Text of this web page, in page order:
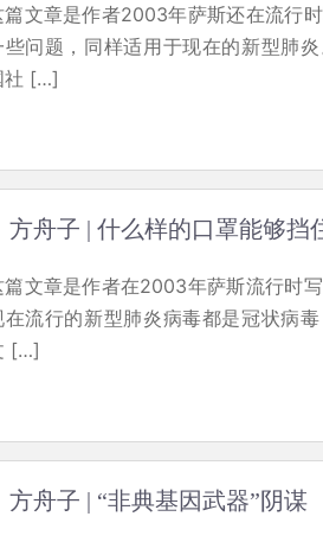
篇文章是作者2003年萨斯还在流行
些问题，同样适用于现在的新型肺
社 […]
方舟子 | 什么样的口罩能够挡
篇文章是作者在2003年萨斯流行时
在流行的新型肺炎病毒都是冠状病毒
[…]
方舟子 | “非典基因武器”阴谋